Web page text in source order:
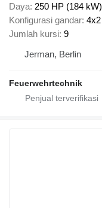
Daya 250 HP (184 kW)
Konfigurasi gandar 4x2
Jumlah kursi 9
Jerman, Berlin
Feuerwehrtechnik